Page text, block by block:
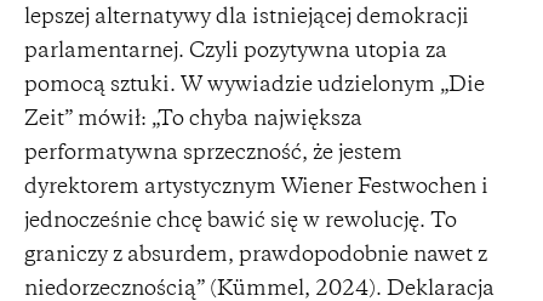
lepszej alternatywy dla istniejącej demokracji
parlamentarnej. Czyli pozytywna utopia za
pomocą sztuki. W wywiadzie udzielonym „Die
Zeit” mówił: „To chyba największa
performatywna sprzeczność, że jestem
dyrektorem artystycznym Wiener Festwochen i
jednocześnie chcę bawić się w rewolucję. To
graniczy z absurdem, prawdopodobnie nawet z
niedorzecznością” (Kümmel, 2024). Deklaracja